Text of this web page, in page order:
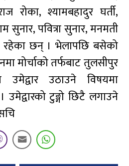
रोका, श्यामबहादुर घर्ती,
सुनार, पवित्रा सुनार, मनमती
रहेका छन् । भेलापछि बसेको
मोर्चाको तर्फबाट तुलसीपुर
उमेद्वार उठाउने विषयमा
टुङ्गो छिटै लगाउने